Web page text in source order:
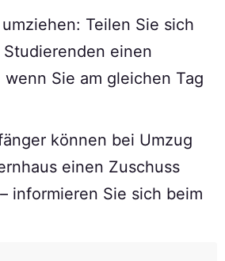
Teilen Sie sich
einen
wenn Sie am gleichen Tag
können bei Umzug
einen Zuschuss
informieren Sie sich beim